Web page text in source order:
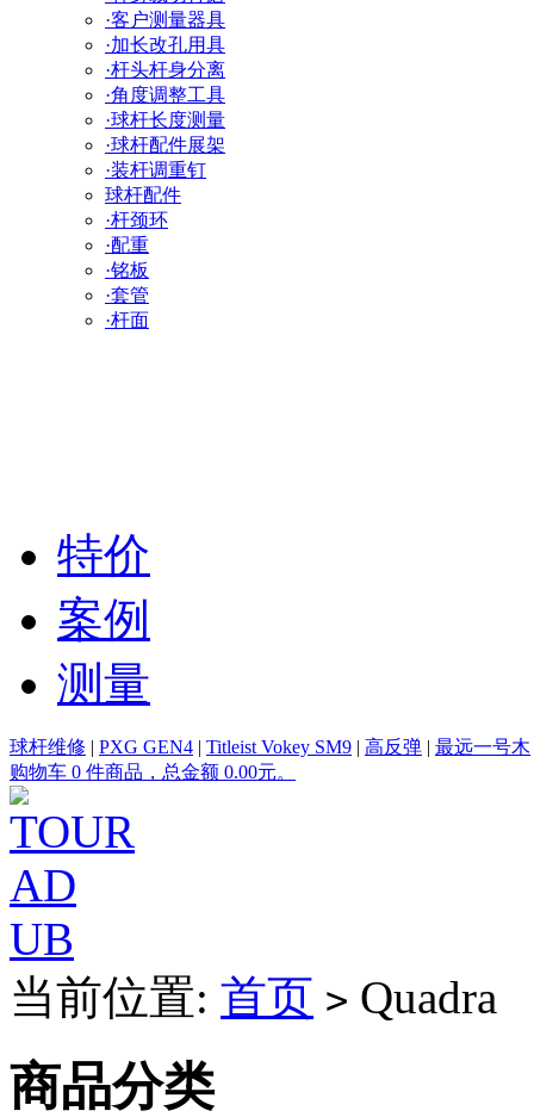
·客户测量器具
·加长改孔用具
·杆头杆身分离
·角度调整工具
·球杆长度测量
·球杆配件展架
·装杆调重钉
球杆配件
·杆颈环
·配重
·铭板
·套管
·杆面
特价
案例
测量
球杆维修 | PXG GEN4 | Titleist Vokey SM9 | 高反弹 | 最远一号木
购物车 0 件商品，总金额 0.00元。
当前位置: 首页 > Quadra
商品分类